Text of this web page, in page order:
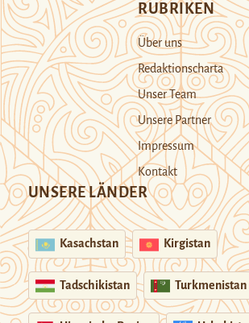
RUBRIKEN
Über uns
Redaktionscharta
Unser Team
Unsere Partner
Impressum
Kontakt
UNSERE LÄNDER
Kasachstan Kirgistan
Tadschikistan Turkmenistan